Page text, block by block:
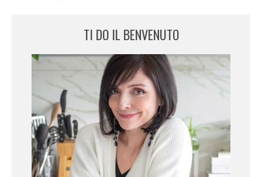
TI DO IL BENVENUTO